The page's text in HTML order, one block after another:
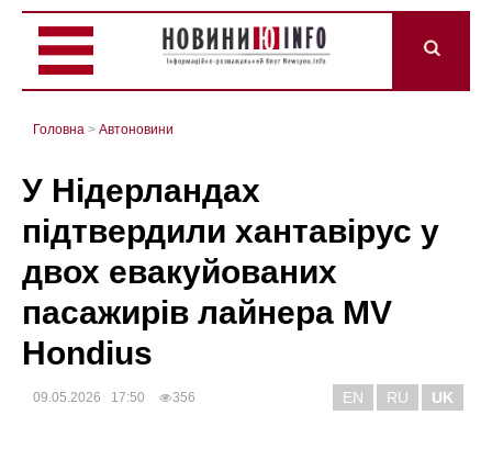
Головна > Автоновини
У Нідерландах
підтвердили хантавірус у
двох евакуйованих
пасажирів лайнера MV
Hondius
09.05.2026 17:50 356 EN RU UK